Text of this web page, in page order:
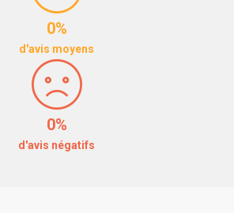
0%
d'avis moyens
0%
d'avis négatifs